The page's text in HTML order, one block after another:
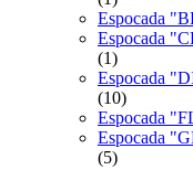
Espocada
Espocada
(1)
Espocada
(10)
Espocada
Espocada
(5)